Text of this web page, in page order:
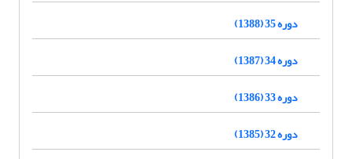
دوره 35 (1388)
دوره 34 (1387)
دوره 33 (1386)
دوره 32 (1385)